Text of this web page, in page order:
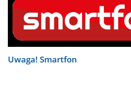
Uwaga! Smartfon